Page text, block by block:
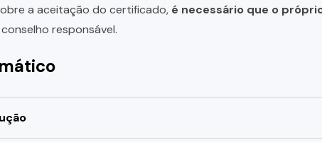
a aceitação do certificado, é necessário que o
responsável.